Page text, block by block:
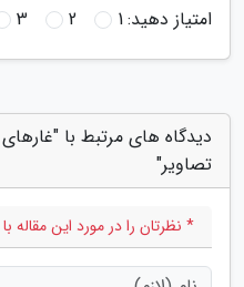
امتیاز دهید:1
2
3
دیدگاه های مرتبط با
تصاویر"
* نظرتان را در مورد این مقاله